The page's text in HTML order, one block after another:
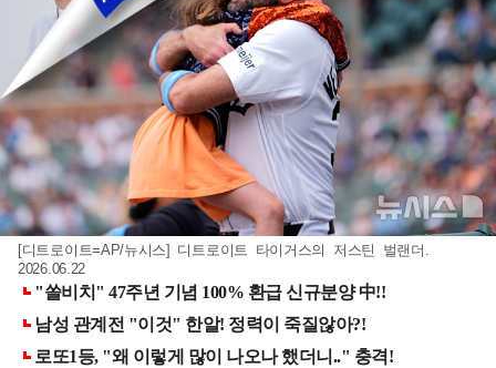
[디트로이트=AP/뉴시스] 디트로이트 타이거스의 저스틴 벌랜더.
2026.06.22